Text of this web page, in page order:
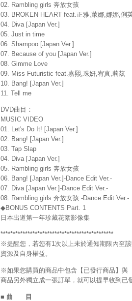
02. Rambling girls 奔放女孩
03. BROKEN HEART feat.正雅,萊娜,娜娜,俐
04. Diva [Japan Ver.]
05. Just in time
06. Shampoo [Japan Ver.]
07. Because of you [Japan Ver.]
08. Gimme Love
09. Miss Futuristic feat.嘉熙,珠妍,宥真,莉茲
10. Bang! [Japan Ver.]
11. Tell me
DVD曲目：
MUSIC VIDEO
01. Let's Do It! [Japan Ver.]
02. Bang! [Japan Ver.]
03. Tap Slap
04. Diva [Japan Ver.]
05. Rambling girls 奔放女孩
06. Bang! [Japan Ver.]-Dance Edit Ver.-
07. Diva [Japan Ver.]-Dance Edit Ver.-
08. Rambling girls 奔放女孩 -Dance Edit Ver.-
◆BONUS CONTENTS Part. 1
日本出道第一年珍藏花絮影像集
**********************************************
※提醒您，若您有1次以上未於通知期限內至
資源及自身權益。
※如果您購買的商品中包含【已發行商品】與
商品另外獨立成一張訂單，就可以提早收到已
■ 曲 目